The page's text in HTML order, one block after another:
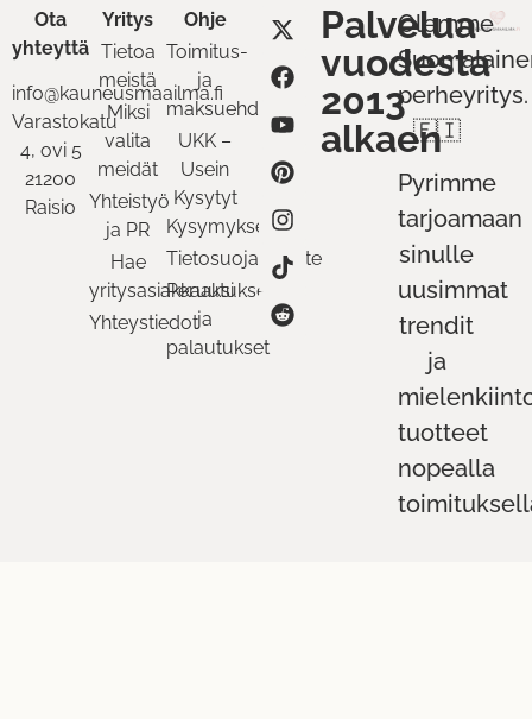
Ota
yhteyttä
info@kauneusmaailma.fi
Varastokatu
4, ovi 5
21200
Raisio
Yritys
Tietoa
meistä
Miksi
valita
meidät
Yhteistyö
ja PR
Hae
yritysasiakkaaksi
Yhteystiedot
Ohje
Toimitus-
ja
maksuehdot
UKK –
Usein
Kysytyt
Kysymykset
Tietosuojaseloste
Peruutukset
ja
palautukset
Palvelua
vuodesta
2013
alkaen
Olemme
perheyritys.
🇫🇮
Pyrimme
tarjoamaan
sinulle
uusimmat
trendit
ja
tuotteet
nopealla